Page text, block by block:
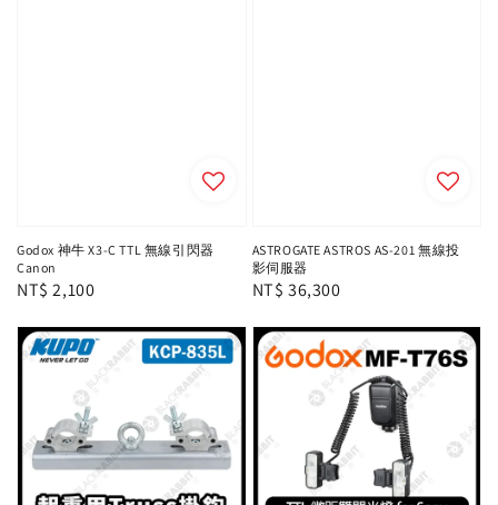
Godox 神牛 X3-C TTL 無線引閃器
Canon
Regular
NT$ 2,100
ASTROGATE ASTROS AS-201 無線投
影伺服器
Regular
NT$ 36,300